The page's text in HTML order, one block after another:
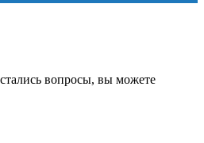
вопросы, вы можете